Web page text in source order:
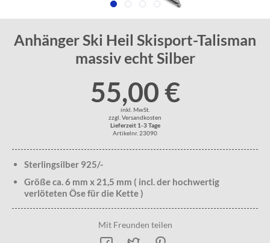
Anhänger Ski Heil Skisport-Talisman
massiv echt Silber
55,00 €
inkl. MwSt.
zzgl. Versandkosten
Lieferzeit 1-3 Tage
Artikelnr. 23090
Sterlingsilber 925/-
Größe ca. 6 mm x 21,5 mm ( incl. der hochwertig
verlöteten Öse für die Kette )
Mit Freunden teilen